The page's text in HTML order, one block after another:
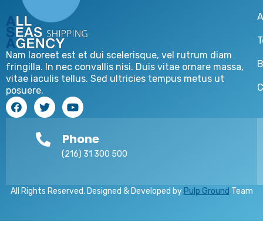
Nam laoreet est et dui scelerisque, vel rutrum diam
fringilla. In nec convallis nisi. Duis vitae ornare massa,
vitae iaculis tellus. Sed ultricies tempus metus ut
posuere.
Phone
(216) 31 300 500
All Rights Reserved. Designed & Developed by Pulp Ground Team